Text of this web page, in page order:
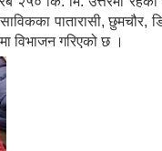
पातारासी, छुमचौर,
विभाजन गरिएको छ ।